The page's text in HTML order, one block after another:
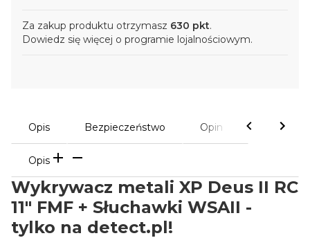
Za zakup produktu otrzymasz 630 pkt.
Dowiedz się więcej o programie lojalnościowym.
Opis Bezpieczeństwo Opinie
Opis
Wykrywacz metali XP Deus II RC
11" FMF + Słuchawki WSAII -
tylko na detect.pl!